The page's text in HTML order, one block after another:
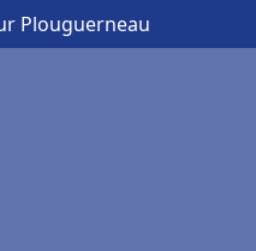
Plouguerneau